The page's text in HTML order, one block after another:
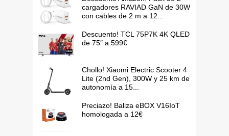
cargadores RAVIAD GaN de 30W
con cables de 2 m a 12...
Descuento! TCL 75P7K 4K QLED
de 75″ a 599€
Chollo! Xiaomi Electric Scooter 4
Lite (2nd Gen), 300W y 25 km de
autonomía a 15...
Preciazo! Baliza eBOX V16IoT
homologada a 12€